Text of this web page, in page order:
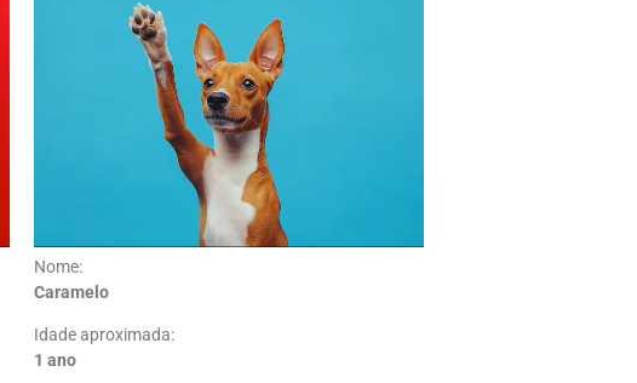
Nome:
Caramelo
Idade aproximada:
1 ano